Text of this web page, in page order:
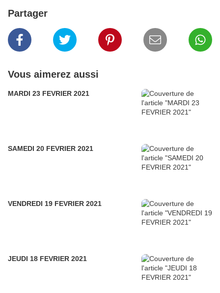
Partager
Vous aimerez aussi
MARDI 23 FEVRIER 2021
SAMEDI 20 FEVRIER 2021
VENDREDI 19 FEVRIER 2021
JEUDI 18 FEVRIER 2021